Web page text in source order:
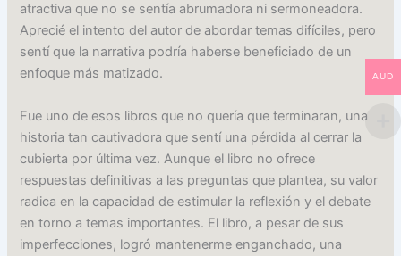
atractiva que no se sentía abrumadora ni sermoneadora.
Aprecié el intento del autor de abordar temas difíciles, pero
sentí que la narrativa podría haberse beneficiado de un
enfoque más matizado.
Fue uno de esos libros que no quería que terminaran, una
historia tan cautivadora que sentí una pérdida al cerrar la
cubierta por última vez. Aunque el libro no ofrece
respuestas definitivas a las preguntas que plantea, su valor
radica en la capacidad de estimular la reflexión y el debate
en torno a temas importantes. El libro, a pesar de sus
imperfecciones, logró mantenerme enganchado, una
AUD